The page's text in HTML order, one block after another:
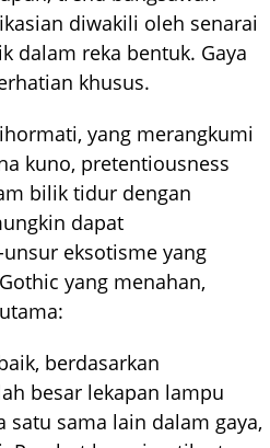
diwakili oleh senarai
dalam reka bentuk. Gaya
khusus.
yang merangkumi
kuno, pretentiousness
bilik tidur dengan
dapat
eksotisme yang
yang menahan,
berdasarkan
besar lekapan lampu
satu sama lain dalam gaya,